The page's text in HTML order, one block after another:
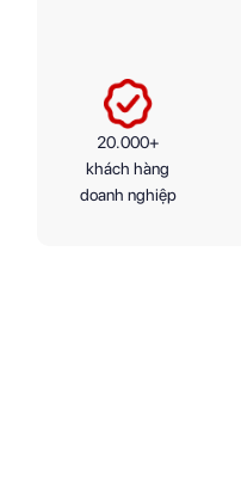
20.000+
khách hàng
doanh nghiệp